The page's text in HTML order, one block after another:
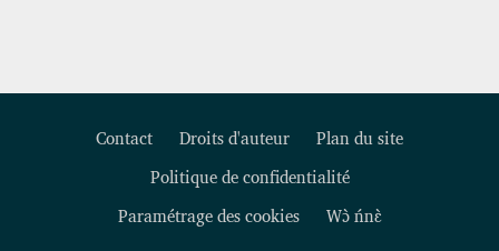
Footer
Contact Droits d'auteur
Plan du site
Politique de confidentialité
Paramétrage des cookies
Wɔ̀ ńnɛ̀